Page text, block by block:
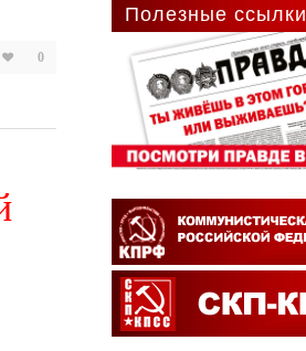
0
Полезные ссылки